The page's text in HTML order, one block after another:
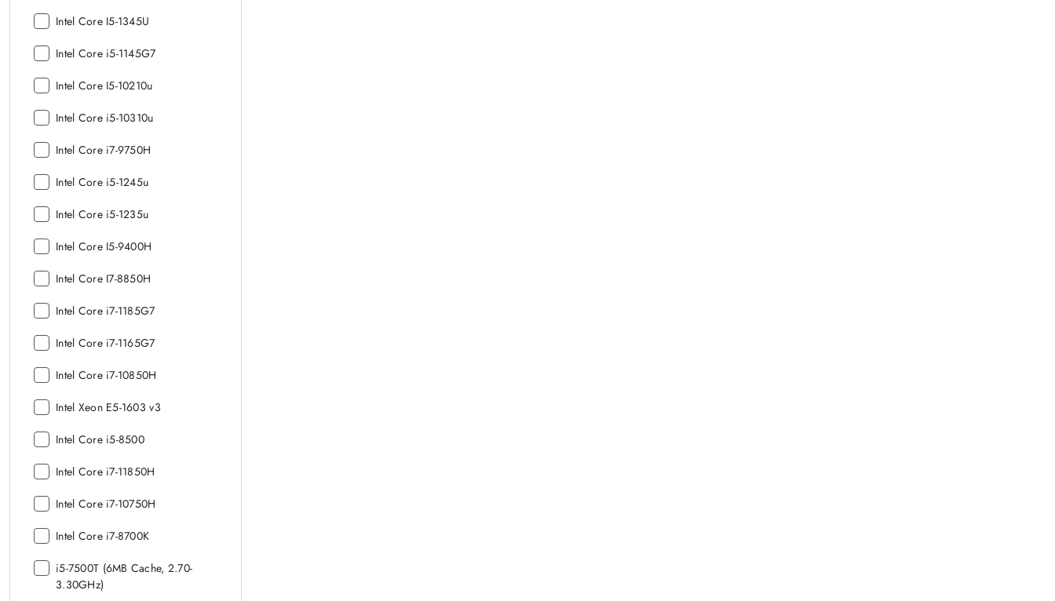
Model
Intel Core I5-1345U
Model
Intel Core i5-1145G7
Model
Intel Core I5-10210u
Model
Intel Core i5-10310u
Model
Intel Core i7-9750H
Model
Intel Core i5-1245u
Model
Intel Core i5-1235u
Model
Intel Core I5-9400H
Model
Intel Core I7-8850H
Model
Intel Core i7-1185G7
Model
Intel Core i7-1165G7
Model
Intel Core i7-10850H
Model
Intel Xeon E5-1603 v3
Model
Intel Core i5-8500
Model
Intel Core i7-11850H
Model
Intel Core i7-10750H
Model
Intel Core i7-8700K
Model
procesora:
i5-7500T (6MB Cache, 2.70-
3.30GHz)